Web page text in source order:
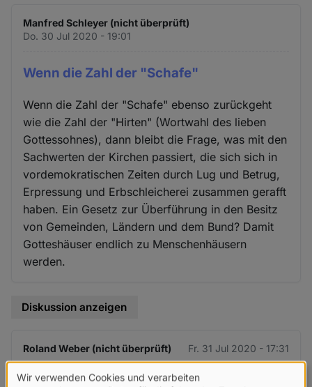
Manfred Schleyer (nicht überprüft)
Do. 30 Jul 2020 - 19:01
Wenn die Zahl der "Schafe"
Wenn die Zahl der "Schafe" ebenso zurückgeht
wie die Zahl der "Hirten" (Wortwahl des lieben
Gottessohnes), dann bleibt die Frage, was mit den
Sachwerten der Kirchen passiert, die sich sich in
vordemokratischen Zeiten durch Lug und Betrug,
Erpressung und Erbschleicherei zusammen gerafft
haben. Ein Gesetz zur Überführung in den Besitz
von Gemeinden, Ländern und dem Bund? Damit
Gotteshäuser endlich zu Menschenhäusern
werden.
Diskussion anzeigen
Roland Weber (nicht überprüft) Fr. 31 Jul 2020 - 17:31
Wir verwenden Cookies und verarbeiten